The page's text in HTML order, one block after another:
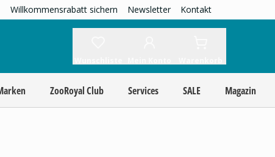
Willkommensrabatt sichern Newsletter Kontakt
ZooRoyal Club Services SALE Magazin